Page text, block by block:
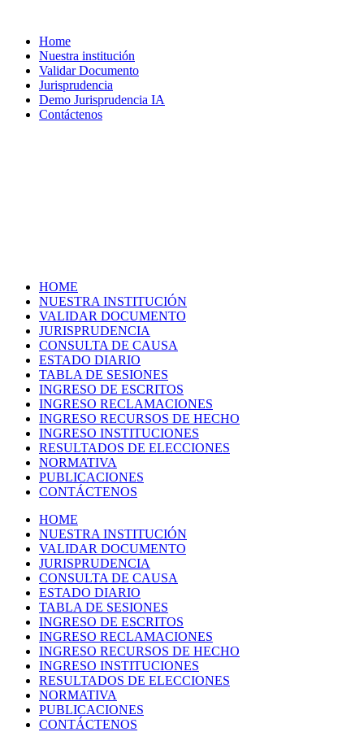
Home
Nuestra institución
Validar Documento
Jurisprudencia
Demo Jurisprudencia IA
Contáctenos
HOME
NUESTRA INSTITUCIÓN
VALIDAR DOCUMENTO
JURISPRUDENCIA
CONSULTA DE CAUSA
ESTADO DIARIO
TABLA DE SESIONES
INGRESO DE ESCRITOS
INGRESO RECLAMACIONES
INGRESO RECURSOS DE HECHO
INGRESO INSTITUCIONES
RESULTADOS DE ELECCIONES
NORMATIVA
PUBLICACIONES
CONTÁCTENOS
HOME
NUESTRA INSTITUCIÓN
VALIDAR DOCUMENTO
JURISPRUDENCIA
CONSULTA DE CAUSA
ESTADO DIARIO
TABLA DE SESIONES
INGRESO DE ESCRITOS
INGRESO RECLAMACIONES
INGRESO RECURSOS DE HECHO
INGRESO INSTITUCIONES
RESULTADOS DE ELECCIONES
NORMATIVA
PUBLICACIONES
CONTÁCTENOS